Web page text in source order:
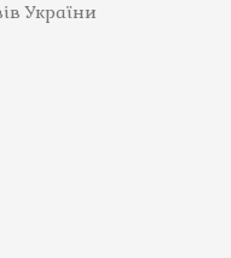
України